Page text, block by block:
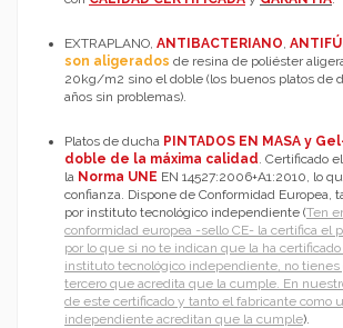
EXTRAPLANO, ANTIBACTERIANO,
son aligerados de resina de poliéster
20kg/m2 sino el doble (los buenos platos de
años sin problemas).
Platos de ducha PINTADOS EN MASA y
doble de la máxima calidad . Certificado
la Norma UNE EN 14527:2006+A1:2010, lo
confianza. Dispone de Conformidad Europea,
por instituto tecnológico independiente (Ten
conformidad europea -sello CE- la certifica el
por lo que si no te indican que la ha
instituto tecnológico independiente, no tienes
tercero que acredita que la cumple. En
de este certificado y tanto el fabricante como
independiente acreditan que la cumple).